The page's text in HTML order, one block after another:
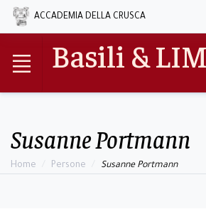
ACCADEMIA DELLA CRUSCA
Basili &
Susanne Portmann
Home Persone Susanne Portmann